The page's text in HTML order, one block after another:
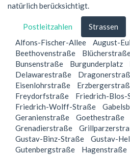
natürlich berücksichtigt.
Postleitzahlen Strassen
Alfons-Fischer-Allee
August-
Beethovenstraße
Bunsenstraße
Burgunderplatz
Delawarestraße
Eisenlohrstraße
Freydorfstraße
Friedrich-Blos-
Friedrich-Wolff-Straße
Geranienstraße
Goethestraße
Grenadierstraße
Gustav-Binz-Straße
Gustav-
Gutenbergstraße
Hagenstraße